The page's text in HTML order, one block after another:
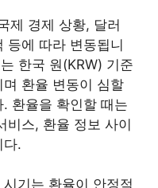
제 경제 상황, 달러
등에 따라 변동됩니
한국 원(KRW) 기준
환율 변동이 심할
환율을 확인할 때는
비스, 환율 정보 사이
다.
기는 환율이 안정적